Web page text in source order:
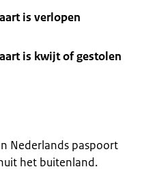
is verlopen
is kwijt of gestolen
Nederlands paspoort
het buitenland.